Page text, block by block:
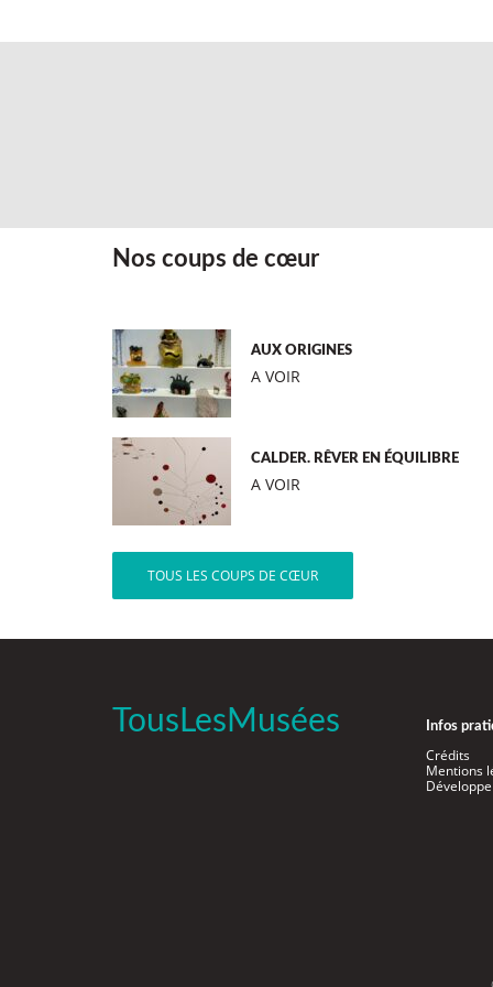
Nos coups de cœur
AUX ORIGINES
A VOIR
CALDER. RÊVER EN ÉQUILIBRE
A VOIR
TOUS LES COUPS DE CŒUR
TousLesMusées Infos
Crédits
Mentions